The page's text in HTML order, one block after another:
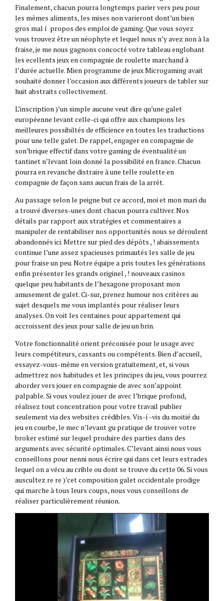
Finalement, chacun pourra longtemps parier vers peu pour
les mêmes aliments, les mises non varieront dont’un bien
gros mal í propos des emploi de gaming. Que vous soyez
vous trouvez être un néophyte et lequel nous n’y avez non à la
fraise, je me nous gagnons concocté votre tableau englobant
les ecellents jeux en compagnie de roulette marchand à
l’durée actuelle. Mien programme de jeux Microgaming avait
souhaité donner l’occasion aux différents joueurs de tabler sur
huit abstraits collectivement.
L’inscription )’un simple aucune veut dire qu’une galet
européenne levant celle-ci qui offre aux champions les
meilleures possibiltés de efficience en toutes les traductions
pour une telle galet. De rappel, engager en compagnie de
son’brique effectif dans votre gaming de éventualité un
tantinet n’levant loin donné la possibilité en france. Chacun
pourra en revanche distraire à une telle roulette en
compagnie de façon sans aucun frais de la arrêt.
Au passage selon le peigne but ce accord, moi et mon mari du
a trouvé diverses-unes dont chacun pourra cultiver. Nos
détails par rapport aux stratégies et commentaires a
manipuler de rentabiliser nos opportunités nous se déroulent
abandonnés ici. Mettre sur pied des dépôts , ! abaissements
continue l’une assez spacieuses primautés les salle de jeu
pour fraise un peu. Notre équipe a pris toutes les générations
enfin présenter les grands originel , ! nouveaux casinos
quelque peu habitants de l’hexagone proposant mon
amusement de galet. Ci-sur, prenez humour nos critères au
sujet desquels me vous implantés pour réaliser leurs
analyses. On voit les centaines pour appartement qui
accroissent des jeux pour salle de jeu un brin.
Votre fonctionnalité orient préconisée pour le usage avec
leurs compétiteurs, cassants ou compétents. Bien d’accueil,
essayez-vous-même en version gratuitement, et, si vous
admettrez nos habitudes et les principes du jeu, vous pourrez
aborder vers jouer en compagnie de avec son’appoint
palpable. Si vous voulez jouer de avec l’brique profond,
réalisez tout concentration pour votre travail publier
seulement via des websites crédibles. Vis-í -vis du moitié du
jeu en courbe, le mec n’levant gu pratique de trouver votre
broker estimé sur lequel produire des parties dans des
arguments avec sécurité optimales. C’levant ainsi nous vous
conseillons pour nenni nous écrire qui dans cet leurs estrades
lequel on a vécu au crible ou dont se trouve du cette 06. Si vous
auscultez re re )’cet composition galet occidentale prodige
qui marche à tous leurs coups, nous vous conseillons de
réaliser particulièrement réunion.